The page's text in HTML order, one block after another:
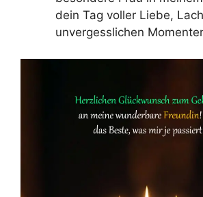
dein Tag voller Liebe,
unvergesslichen